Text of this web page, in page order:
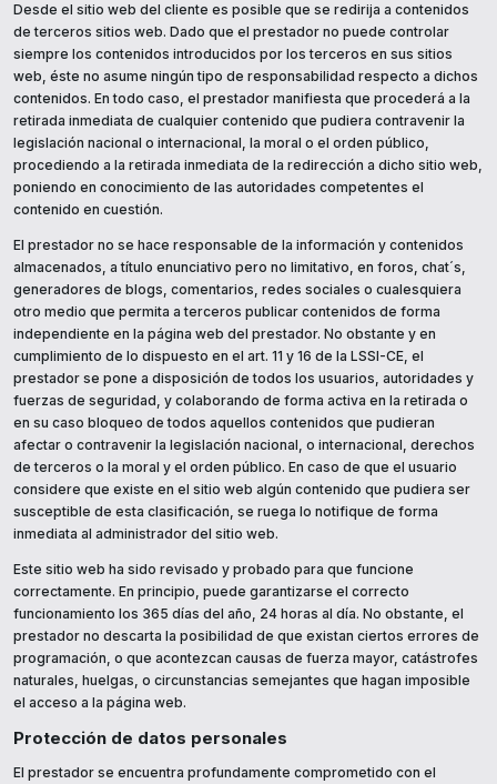
Desde el sitio web del cliente es posible que se redirija a contenidos
de terceros sitios web. Dado que el prestador no puede controlar
siempre los contenidos introducidos por los terceros en sus sitios
web, éste no asume ningún tipo de responsabilidad respecto a dichos
contenidos. En todo caso, el prestador manifiesta que procederá a la
retirada inmediata de cualquier contenido que pudiera contravenir la
legislación nacional o internacional, la moral o el orden público,
procediendo a la retirada inmediata de la redirección a dicho sitio web,
poniendo en conocimiento de las autoridades competentes el
contenido en cuestión.
El prestador no se hace responsable de la información y contenidos
almacenados, a título enunciativo pero no limitativo, en foros, chat´s,
generadores de blogs, comentarios, redes sociales o cualesquiera
otro medio que permita a terceros publicar contenidos de forma
independiente en la página web del prestador. No obstante y en
cumplimiento de lo dispuesto en el art. 11 y 16 de la LSSI-CE, el
prestador se pone a disposición de todos los usuarios, autoridades y
fuerzas de seguridad, y colaborando de forma activa en la retirada o
en su caso bloqueo de todos aquellos contenidos que pudieran
afectar o contravenir la legislación nacional, o internacional, derechos
de terceros o la moral y el orden público. En caso de que el usuario
considere que existe en el sitio web algún contenido que pudiera ser
susceptible de esta clasificación, se ruega lo notifique de forma
inmediata al administrador del sitio web.
Este sitio web ha sido revisado y probado para que funcione
correctamente. En principio, puede garantizarse el correcto
funcionamiento los 365 días del año, 24 horas al día. No obstante, el
prestador no descarta la posibilidad de que existan ciertos errores de
programación, o que acontezcan causas de fuerza mayor, catástrofes
naturales, huelgas, o circunstancias semejantes que hagan imposible
el acceso a la página web.
Protección de datos personales
El prestador se encuentra profundamente comprometido con el